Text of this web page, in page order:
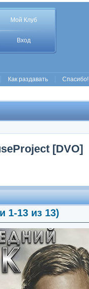
Мой Клуб
Вход
Как раздавать Спасибо!
[DVO]
1-13 из 13)